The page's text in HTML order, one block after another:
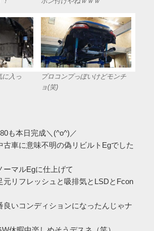
に入っ
プロコンプっぽいけどモンチ
ョ(笑)
も本日完成＼(^o^)／
古車に意味不明の偽リビルトEgでした
ーマルEgに仕上げて
元リフレッシュと吸排気とLSDとFcon
良いコンディションになったんじゃナ